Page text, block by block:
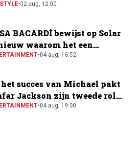
van Europa"
•02 aug, 12:00
BACARDÍ bewijst op Solar
waarom het een
is
•04 aug, 16:52
het succes van Michael pakt
Jackson zijn tweede rol
Will Smith
•04 aug, 19:00